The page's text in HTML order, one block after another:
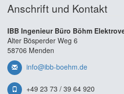
Anschrift und Kontakt
IBB Ingenieur Büro Böhm
Alter Bösperder Weg 6
58706 Menden
info@ibb-boehm.de
+49 23 73 / 39 64 920